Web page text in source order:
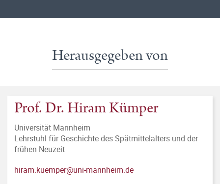
Herausgegeben von
Prof. Dr. Hiram Kümper
Universität Mannheim
Lehr­stuhl für Geschichte des Spätmittelalters und der
frühen Neuzeit
hiram.kuemper@uni-mannheim.de